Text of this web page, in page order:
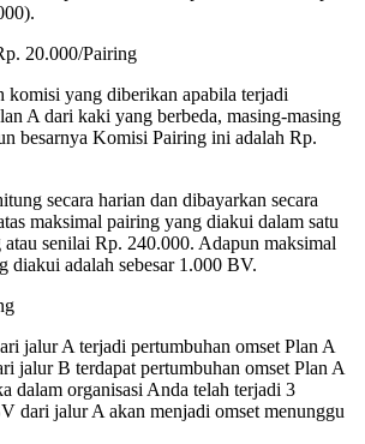
20.000/Pairing
komisi yang diberikan apabila terjadi
A dari kaki yang berbeda, masing-masing
besarnya Komisi Pairing ini adalah Rp.
secara harian dan dibayarkan secara
maksimal pairing yang diakui dalam satu
senilai Rp. 240.000. Adapun maksimal
diakui adalah sebesar 1.000 BV.
jalur A terjadi pertumbuhan omset Plan A
jalur B terdapat pertumbuhan omset Plan A
dalam organisasi Anda telah terjadi 3
dari jalur A akan menjadi omset menunggu